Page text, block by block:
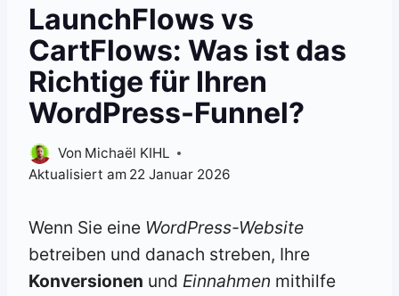
LaunchFlows vs
CartFlows: Was ist das
Richtige für Ihren
WordPress-Funnel?
Von Michaël KIHL
Aktualisiert am 22 Januar 2026
Wenn Sie eine WordPress-Website
betreiben und danach streben, Ihre
Konversionen und Einnahmen mithilfe